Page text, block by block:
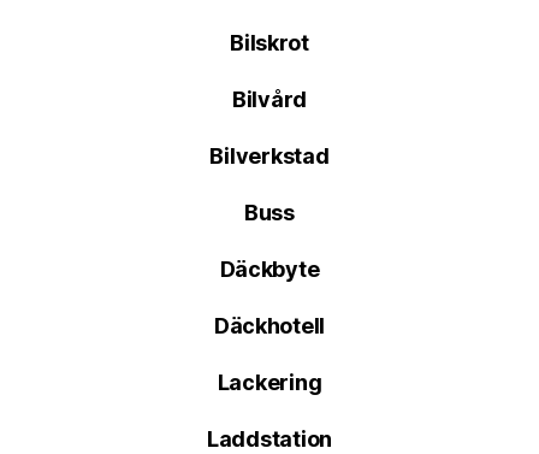
Bilskrot
Bilvård
Bilverkstad
Buss
Däckbyte
Däckhotell
Lackering
Laddstation